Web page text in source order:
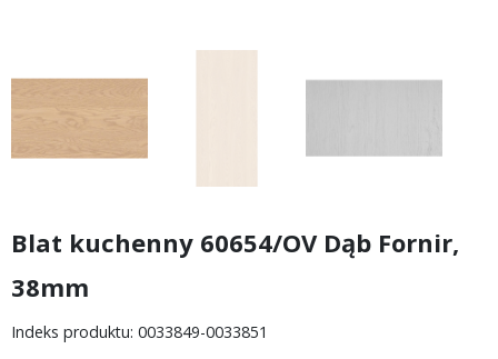
Blat kuchenny 60654/OV Dąb Fornir,
38mm
Indeks produktu: 0033849-0033851